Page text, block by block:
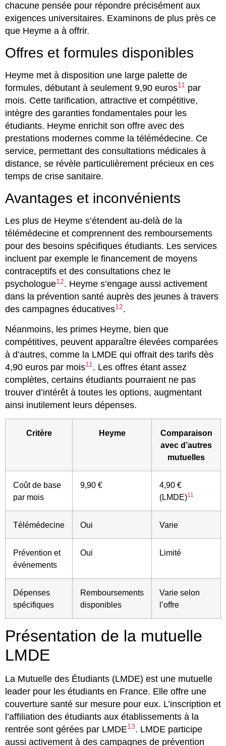
chacune pensée pour répondre précisément aux
exigences universitaires. Examinons de plus près ce
que Heyme a à offrir.
Offres et formules disponibles
Heyme met à disposition une large palette de
formules, débutant à seulement 9,90 euros11 par
mois. Cette tarification, attractive et compétitive,
intègre des garanties fondamentales pour les
étudiants. Heyme enrichit son offre avec des
prestations modernes comme la télémédecine. Ce
service, permettant des consultations médicales à
distance, se révèle particulièrement précieux en ces
temps de crise sanitaire.
Avantages et inconvénients
Les plus de Heyme s’étendent au-delà de la
télémédecine et comprennent des remboursements
pour des besoins spécifiques étudiants. Les services
incluent par exemple le financement de moyens
contraceptifs et des consultations chez le
psychologue12. Heyme s’engage aussi activement
dans la prévention santé auprès des jeunes à travers
des campagnes éducatives12.
Néanmoins, les primes Heyme, bien que
compétitives, peuvent apparaître élevées comparées
à d’autres, comme la LMDE qui offrait des tarifs dès
4,90 euros par mois11. Les offres étant assez
complètes, certains étudiants pourraient ne pas
trouver d’intérêt à toutes les options, augmentant
ainsi inutilement leurs dépenses.
Critère Heyme
Comparaison
avec d’autres
mutuelles
Coût de base
par mois
9,90 €
4,90 €
(LMDE)11
Télémédecine Oui Varie
Prévention et
événements
Oui Limité
Dépenses
spécifiques
Remboursements
disponibles
Varie selon
l’offre
Présentation de la mutuelle
LMDE
La Mutuelle des Étudiants (LMDE) est une mutuelle
leader pour les étudiants en France. Elle offre une
couverture santé sur mesure pour eux. L’inscription et
l’affiliation des étudiants aux établissements à la
rentrée sont gérées par LMDE13. LMDE participe
aussi activement à des campagnes de prévention